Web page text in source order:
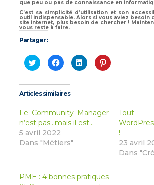
que peu ou pas de connaissance en
C’est sa simplicité d’utilisation et son
outil indispensable. Alors si vous aviez besoin
site internet, plus besoin de chercher !
vous reste à faire.
Partager :
Cliquez
pour
partager
Twitter(ouvre
dans
une
Cliquez
pour
partager
Facebook(ouvre
dans
une
fenêtre)
Cliquez
pour
partager
Cliquez
pour
fenêtre)
Articles similaires
Le Community Manager
n’est pas…mais il est…
5 avril 2022
Dans "Métiers"
Tout
!
23 avril
Dans
PME : 4 bonnes pratiques